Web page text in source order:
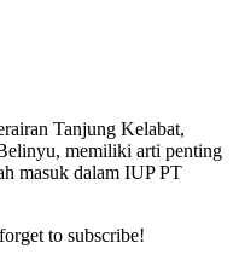
Tanjung Kelabat,
memiliki arti penting
masuk dalam IUP PT
to subscribe!